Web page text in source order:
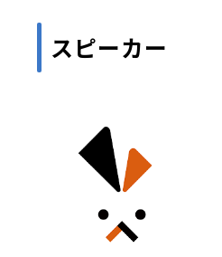
スピーカー